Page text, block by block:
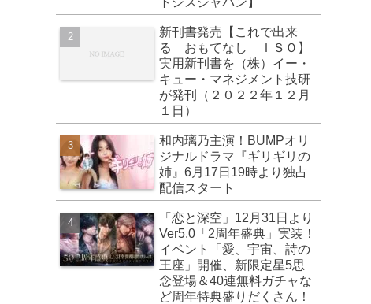
新刊書発売【これで出来
る おもてなし ＩＳＯ】
実用新刊書を（株）イー・
キュー・マネジメント技研
が発刊（２０２２年１２月
１日）
和内璃乃主演！BUMPオリ
ジナルドラマ『ギリギリの
姉』6月17日19時より独占
配信スタート
「恋と深空」12月31日より
Ver5.0「2周年盛典」実装！
イベント「愛、宇宙、詩の
王座」開催、新限定星5思
念登場＆40連無料ガチャな
ど周年特典盛りだくさん！